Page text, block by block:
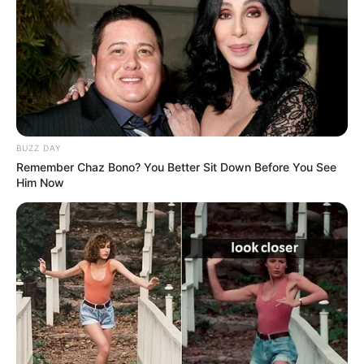
BUZZ DAY
Remember Chaz Bono? You Better Sit Down Before You See
Him Now